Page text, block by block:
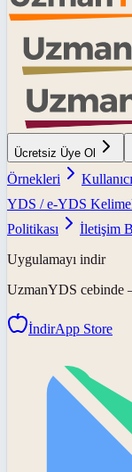
Ücretsiz Üye Ol
Örnekleri
YDS / e-YDS
Politikası
İletişim
Uygulamayı indir
UzmanYDS cebinde
İndirApp Store